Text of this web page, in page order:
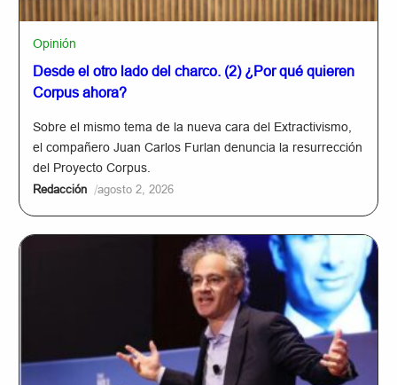
Opinión
Desde el otro lado del charco. (2) ¿Por qué quieren
Corpus ahora?
Sobre el mismo tema de la nueva cara del Extractivismo,
el compañero Juan Carlos Furlan denuncia la resurrección
del Proyecto Corpus.
Redacción /agosto 2, 2026